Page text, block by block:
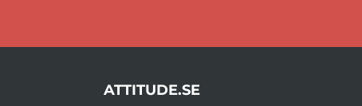
ATTITUDE.SE